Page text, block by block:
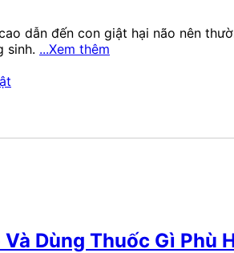
dẫn đến con giật hại não nên
sinh. ...Xem thêm
Dùng Thuốc Gì Phù